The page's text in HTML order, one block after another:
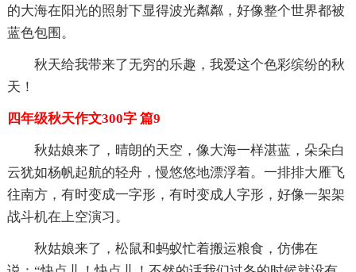
的大海在阳光的照射下显得波光粼粼，好像整个世界都被
蓝色包围。
秋天给我带来了无穷的乐趣，我爱这个色彩缤纷的秋
天！
四年级秋天作文300字 篇9
秋姑娘来了，晴朗的天空，像大海一样湛蓝，朵朵白
云犹如杨帆起航的轻舟，慢悠悠地漂浮着。一排排大雁飞
往南方，有时变成一字形，有时变成人字形，好像一架架
战斗机在上空演习。
秋姑娘来了，松鼠和蚂蚁忙着搬运粮食，仿佛在